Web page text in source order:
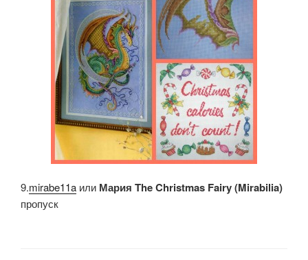
9.mirabe11a или Мария The Christmas Fairy (Mirabilia)
пропуск